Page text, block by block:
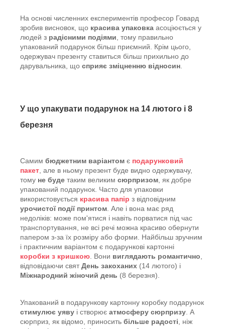
На основі численних експериментів професор Говард
зробив висновок, що красива упаковка асоціюється у
людей з радісними подіями, тому правильно
упакований подарунок більш приємний. Крім цього,
одержувач презенту ставиться більш прихильно до
дарувальника, що сприяє зміцненню відносин.
У що упакувати подарунок на 14 лютого і 8
березня
Самим бюджетним варіантом є подарунковий
пакет , але в ньому презент буде видно одержувачу,
тому не буде таким великим сюрпризом , як добре
упакований подарунок. Часто для упаковки
використовується красива папір з відповідним
урочистої події принтом . Але і вона має ряд
недоліків: може пом'ятися і навіть порватися під час
транспортування, не всі речі можна красиво обернути
папером з-за їх розміру або форми. Найбільш зручним
і практичним варіантом є подарункові картонні
коробки з кришкою . Вони виглядають романтично
відповідаючи святДень закоханих (14 лютого) і
Міжнародний жіночий день (8 березня).
Упакований в подарункову картонну коробку подарунок
стимулює уяву і створює атмосферу сюрпризу . А
сюрприз, як відомо, приносить більше радості , ніж